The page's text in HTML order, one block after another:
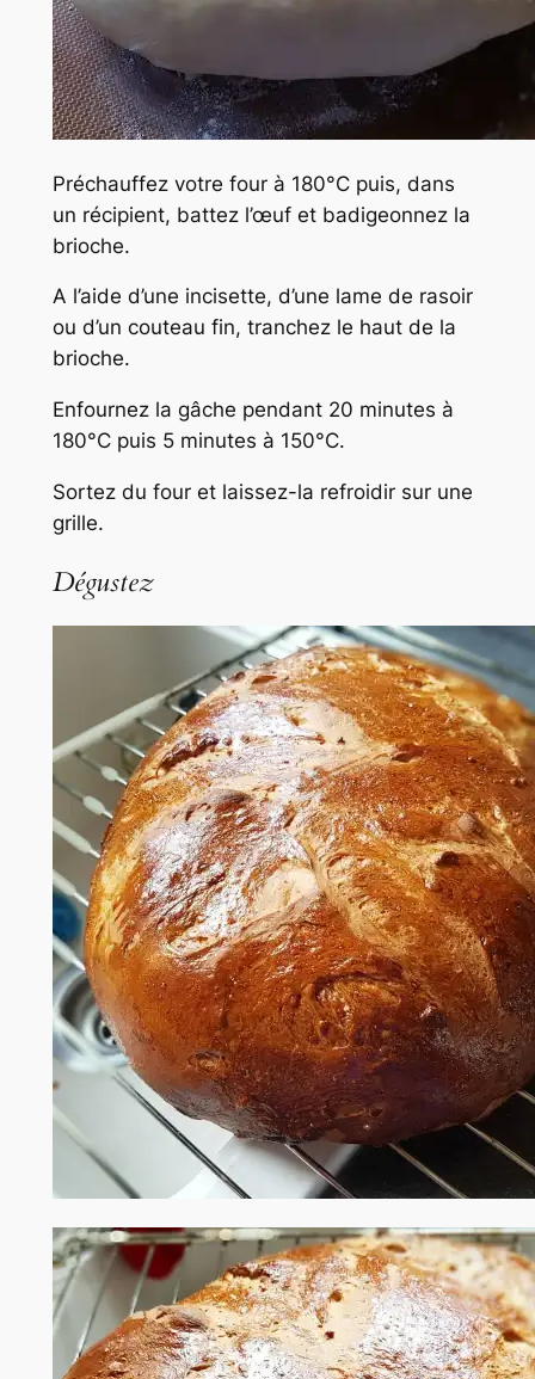
Préchauffez votre four à 180°C puis, dans
un récipient, battez l’œuf et badigeonnez la
brioche.
A l’aide d’une incisette, d’une lame de rasoir
ou d’un couteau fin, tranchez le haut de la
brioche.
Enfournez la gâche pendant 20 minutes à
180°C puis 5 minutes à 150°C.
Sortez du four et laissez-la refroidir sur une
grille.
Dégustez